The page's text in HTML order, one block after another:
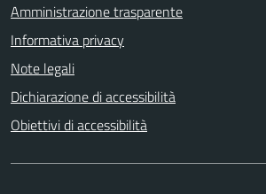
Amministrazione trasparente
Informativa privacy
Note legali
Dichiarazione di accessibilità
Obiettivi di accessibilità